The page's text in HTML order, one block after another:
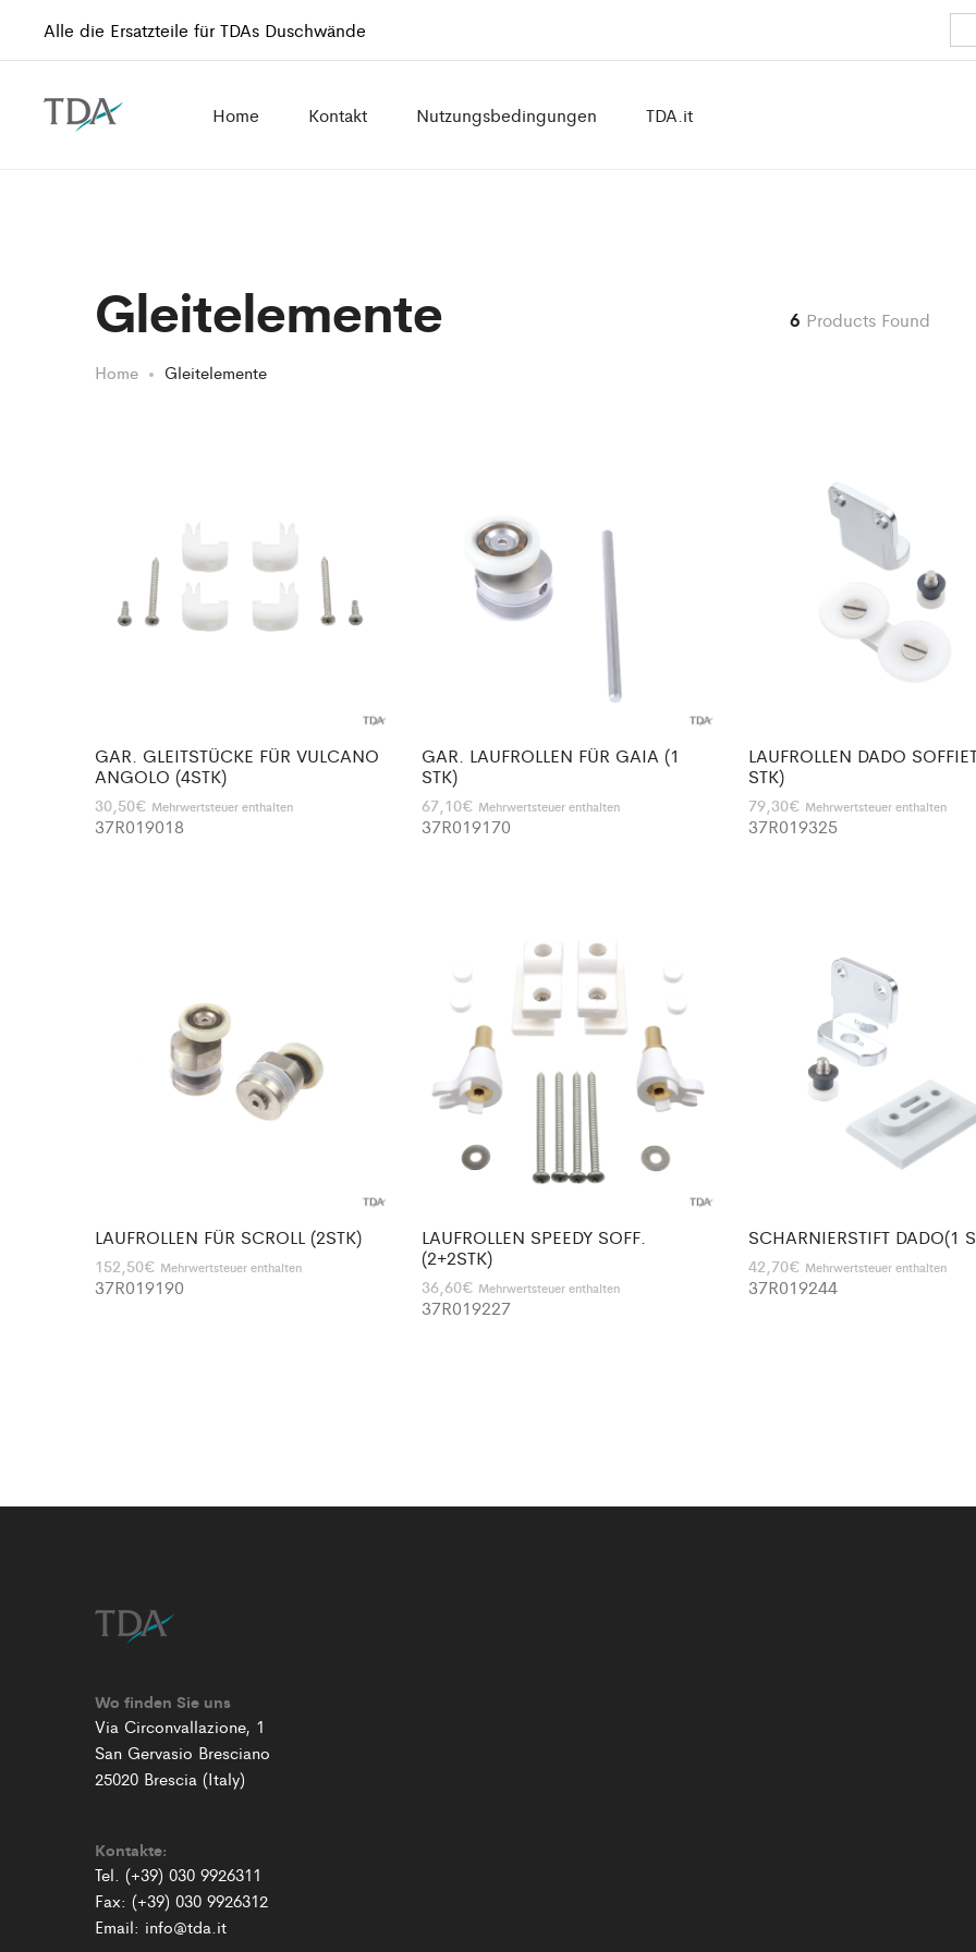
Alle die Ersatzteile für TDAs Duschwände
Home Kontakt Nutzungsbedingungen TDA.it
Gleitelemente
Home Gleitelemente
6 Products Found
GAR. GLEITSTÜCKE FÜR VULCANO
ANGOLO (4STK)
30,50€ Mehrwertsteuer enthalten
37R019018
GAR. LAUFROLLEN FÜR GAIA (1
STK)
67,10€ Mehrwertsteuer enthalten
37R019170
LAUFROLLEN DADO
STK)
79,30€ Mehrwertsteuer enthalten
37R019325
LAUFROLLEN FÜR SCROLL (2STK)
152,50€ Mehrwertsteuer enthalten
37R019190
LAUFROLLEN SPEEDY SOFF.
(2+2STK)
36,60€ Mehrwertsteuer enthalten
37R019227
SCHARNIERSTIFT DADO(1
42,70€ Mehrwertsteuer enthalten
37R019244
Wo finden Sie uns
Via Circonvallazione, 1
San Gervasio Bresciano
25020 Brescia (Italy)
Kontakte:
Tel. (+39) 030 9926311
Fax: (+39) 030 9926312
Email: info@tda.it